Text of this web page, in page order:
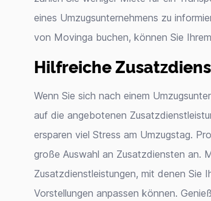
eines Umzugsunternehmens zu
von Movinga buchen, können Sie
Hilfreiche
Wenn Sie sich nach einem
auf die angebotenen
ersparen viel Stress am Umzugstag.
große Auswahl an Zusatzdiensten an.
Zusatzdienstleistungen, mit denen Sie
Vorstellungen anpassen können.